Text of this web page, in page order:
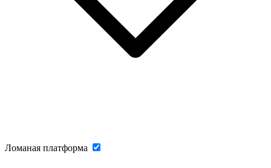
Ломаная платформа